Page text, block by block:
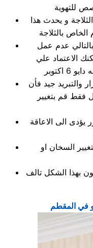
و يحدث هذا
عدم عمل
الاعتماد علي
والتبريد جيد فأن
فقط قم بتغيير
يؤدى الى الاعاقة
السخان او
بهذا الشكل تالف
في المقطم